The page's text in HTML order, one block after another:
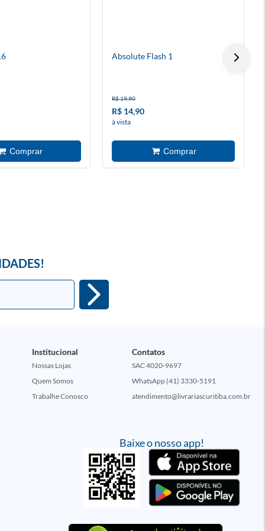
Absolute Flash 1
R$ 19,90
R$ 14,90
à vista
Baixe o nosso app!
Institucional
Nossas Lojas
Quem Somos
Trabalhe Conosco
Contatos
SAC 4020-9697
WhatsApp (41) 3330-5191
atendimento@livrariascuritiba.com.br